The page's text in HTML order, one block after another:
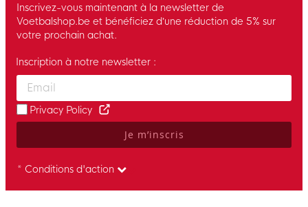
Inscrivez-vous maintenant à la newsletter de
Voetbalshop.be et bénéficiez d’une réduction de 5% sur
votre prochain achat.
Enter your email and accept the privacy policy to subscribe to
Inscription à notre newsletter :
Privacy Policy
Je m’inscris
* Conditions d'action